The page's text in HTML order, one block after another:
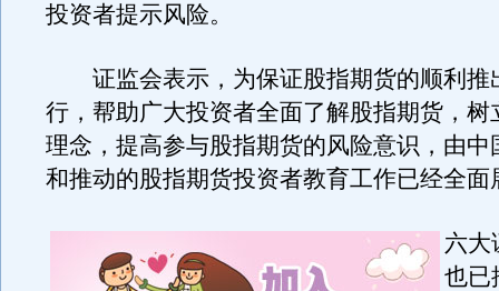
投资者提示风险。
证监会表示，为保证股指期货的顺利推
行，帮助广大投资者全面了解股指期货，树
理念，提高参与股指期货的风险意识，由中
和推动的股指期货投资者教育工作已经全面
六大
也已